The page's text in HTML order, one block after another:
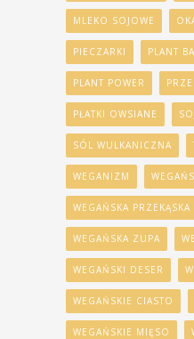
MLEKO SOJOWE
PIECZARKI PLANT
PLANT POWER
PŁATKI OWSIANE
SÓL WULKANICZNA
WEGANIZM
WEGAŃSKA PRZEKĄSKA
WEGAŃSKA ZUPA
WEGAŃSKI DESER
WEGAŃSKIE CIASTO
WEGAŃSKIE MIĘSO